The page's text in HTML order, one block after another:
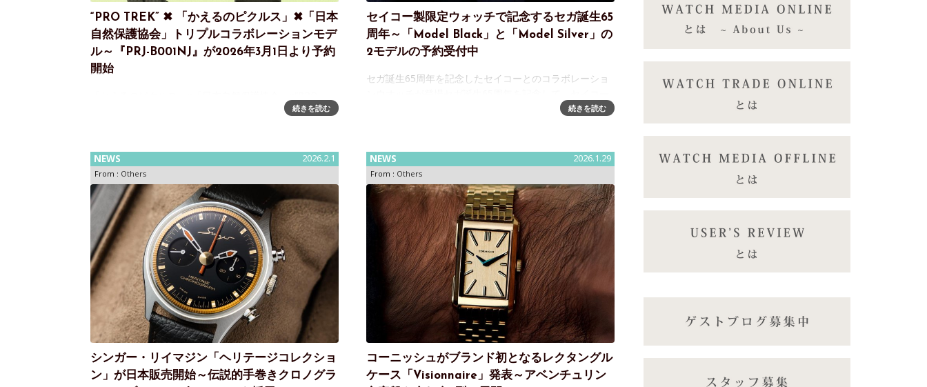
“PRO TREK” ✖ 「かえるのピクルス」✖「日本
自然保護協会」トリプルコラボレーションモデ
ル～『PRJ-B001NJ』が2026年3月1日より予約
開始
TREK”のトリプルコラボレーションモデル 『PRJ-続きを読む
セイコー製限定ウォッチで記念するセガ誕生65
周年～「Model Black」と「Model Silver」の
2モデルの予約受付中
セガ誕生65周年を記念したセイコーとのコラボレーショ
とのコラボレーションウオッチの発売が決定しました。
続きを読む
NEWS 2026.2.1
From : Others
シンガー・リイマジン「ヘリテージコレクショ
ン」が日本販売開始～伝説的手巻きクロノグラ
NEWS 2026.1.29
From : Others
コーニッシュがブランド初となるレクタングル
ケース「Visionnaire」発表～アベンチュリン